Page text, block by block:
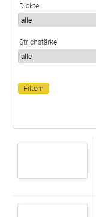
Dickte
Strichstärke